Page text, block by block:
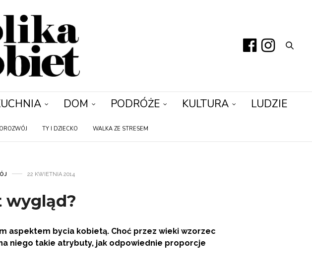
DOM PODRÓŻE KULTURA LUDZIE
TY I DZIECKO WALKA ZE STRESEM
22 KWIETNIA 2014
wygląd?
aspektem bycia kobietą. Choć przez wieki wzorzec
niego takie atrybuty, jak odpowiednie proporcje